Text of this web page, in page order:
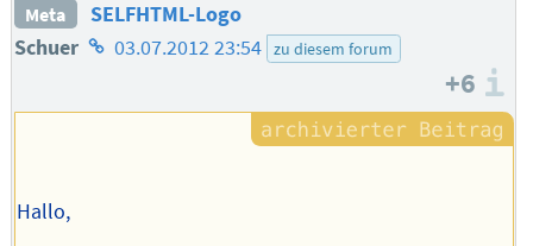
Meta
SELFHTML-Logo
Schuer Homepage
Autors
03.07.2012 23:54 zu diesem forum
+6
Hallo,